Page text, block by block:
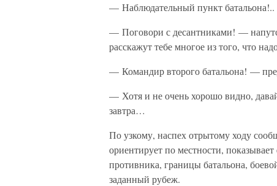
— Наблюдательный пункт батальона!..
— Поговори с десантниками! —
расскажут тебе многое из того, что
— Командир второго батальона! —
— Хотя и не очень хорошо видно,
завтра…
По узкому, наспех отрытому ходу
ориентирует по местности,
противника, границы батальона,
заданный рубеж.